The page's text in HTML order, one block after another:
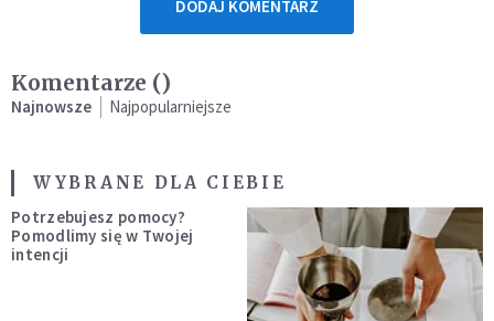
DODAJ KOMENTARZ
Komentarze ()
Najnowsze Najpopularniejsze
WYBRANE DLA CIEBIE
Potrzebujesz pomocy?
Pomodlimy się w Twojej
intencji